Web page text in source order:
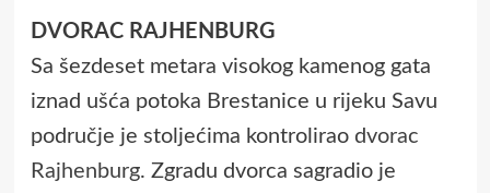
DVORAC RAJHENBURG
Sa šezdeset metara visokog kamenog gata
iznad ušća potoka Brestanice u rijeku Savu
područje je stoljećima kontrolirao dvorac
Rajhenburg. Zgradu dvorca sagradio je